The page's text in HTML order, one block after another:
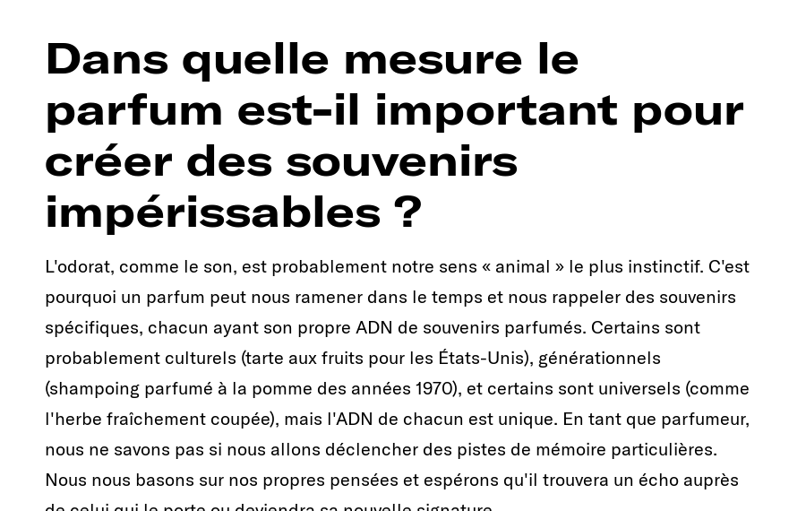
Dans quelle mesure le
parfum est-il important pour
créer des souvenirs
impérissables ?
L'odorat, comme le son, est probablement notre sens « animal » le plus instinctif. C'est
pourquoi un parfum peut nous ramener dans le temps et nous rappeler des souvenirs
spécifiques, chacun ayant son propre ADN de souvenirs parfumés. Certains sont
probablement culturels (tarte aux fruits pour les États-Unis), générationnels
(shampoing parfumé à la pomme des années 1970), et certains sont universels (comme
l'herbe fraîchement coupée), mais l'ADN de chacun est unique. En tant que parfumeur,
nous ne savons pas si nous allons déclencher des pistes de mémoire particulières.
Nous nous basons sur nos propres pensées et espérons qu'il trouvera un écho auprès